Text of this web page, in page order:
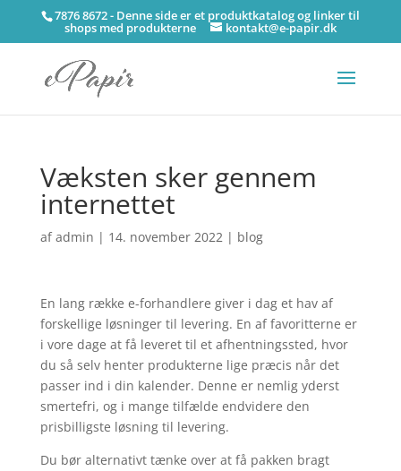
7876 8672 - Denne side er et produktkatalog og linker til
shops med produkterne kontakt@e-papir.dk
Væksten sker gennem
internettet
afadmin | 14. november 2022| blog
En lang række e-forhandlere giver i dag et hav af
forskellige løsninger til levering. En af favoritterne er
i vore dage at få leveret til et afhentningssted, hvor
du så selv henter produkterne lige præcis når det
passer ind i din kalender. Denne er nemlig yderst
smertefri, og i mange tilfælde endvidere den
prisbilligste løsning til levering.
Du bør alternativt tænke over at få pakken bragt